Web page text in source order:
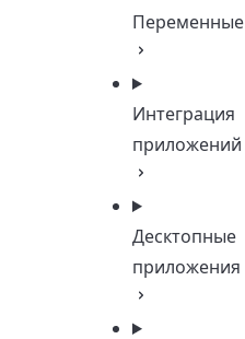
Переменные
Интеграция
приложений
Десктопные
приложения